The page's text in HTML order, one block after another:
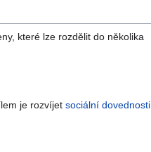
které lze rozdělit do několika
je rozvíjetsociální dovednosti